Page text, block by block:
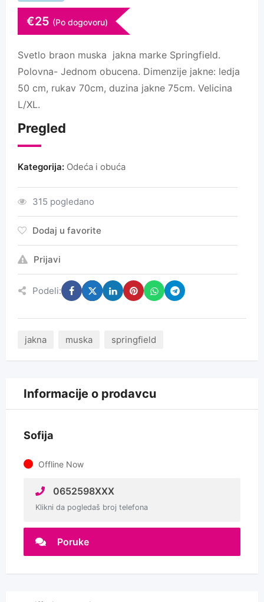
€25 (Po dogovoru)
Svetlo braon muska jakna marke Springfield.
Polovna- Jednom obucena. Dimenzije jakne: ledja
50 cm, rukav 70cm, duzina jakne 75cm. Velicina
L/XL.
Pregled
Kategorija: Odeća i obuća
315 pogledano
Dodaj u favorite
Prijavi
Podeli:
jakna muska springfield
Informacije o prodavcu
Sofija
Offline Now
0652598XXX
Klikni da pogledaš broj telefona
Poruke